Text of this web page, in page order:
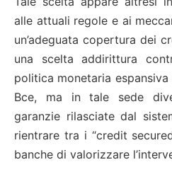
alle attuali regole e ai
un’adeguata copertura dei
una scelta addirittura
politica monetaria
Bce, ma in tale sede
garanzie rilasciate dal
rientrare tra i “credit
banche di valorizzare